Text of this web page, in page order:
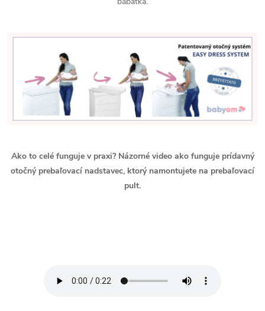
Ako to celé funguje v praxi? Názorné video ako funguje prídavný
otočný prebaľovací nadstavec, ktorý namontujete na prebaľovací
pult.